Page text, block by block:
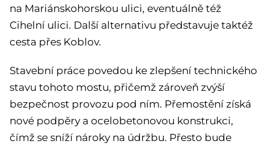
na Mariánskohorskou ulici, eventuálně též
Cihelní ulici. Další alternativu představuje taktéž
cesta přes Koblov.
Stavební práce povedou ke zlepšení technického
stavu tohoto mostu, přičemž zároveň zvýší
bezpečnost provozu pod ním. Přemostění získá
nové podpěry a ocelobetonovou konstrukci,
čímž se sníží nároky na údržbu. Přesto bude